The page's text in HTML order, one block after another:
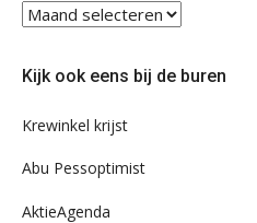
Blader
ons
Kijk ook eens bij de buren
Krewinkel krijst
Abu Pessoptimist
AktieAgenda